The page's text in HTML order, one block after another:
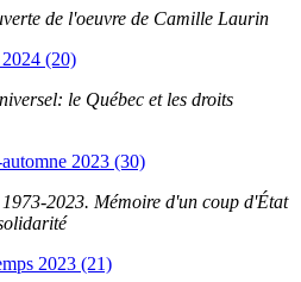
de l'oeuvre de Camille Laurin
(20)
le Québec et les droits
2023 (30)
2023. Mémoire d'un coup d'État
2023 (21)